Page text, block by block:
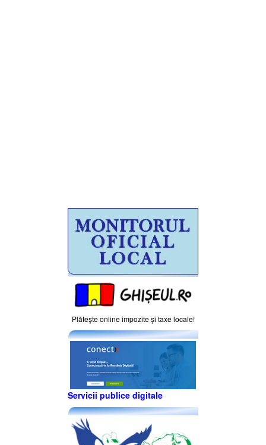
Plăteşte online impozite şi taxe locale!
Servicii publice digitale